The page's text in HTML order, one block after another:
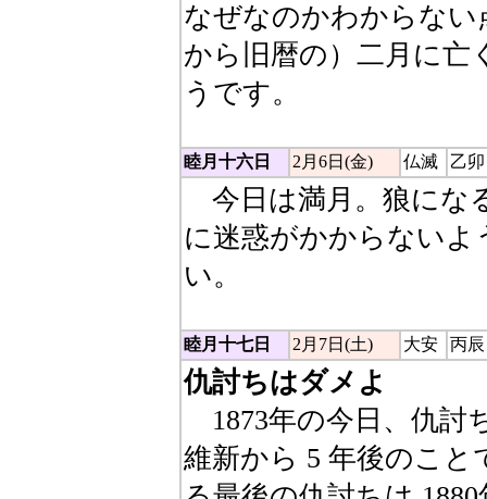
なぜなのかわからな
から旧暦の）二月に
うです。
睦月十六日 2月6日(金) 仏滅 乙卯
今日は満月。狼にな
に迷惑がかからない
い。
睦月十七日 2月7日(土) 大安 丙辰
仇討ちはダメよ
1873年の今日、仇討
維新から 5 年後のこ